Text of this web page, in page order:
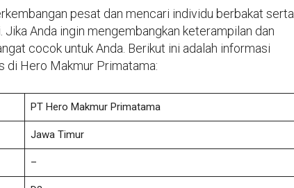
pesat dan mencari individu berbakat serta
Anda ingin mengembangkan keterampilan dan
cocok untuk Anda. Berikut ini adalah informasi
di Hero Makmur Primatama:
PT Hero Makmur Primatama
Jawa Timur
–